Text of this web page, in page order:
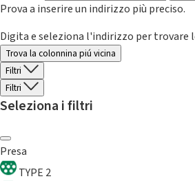
Prova a inserire un indirizzo più preciso.
Digita e seleziona l'indirizzo per trovare
Trova la colonnina piú vicina
Filtri
Filtri
Seleziona i filtri
Presa
TYPE 2